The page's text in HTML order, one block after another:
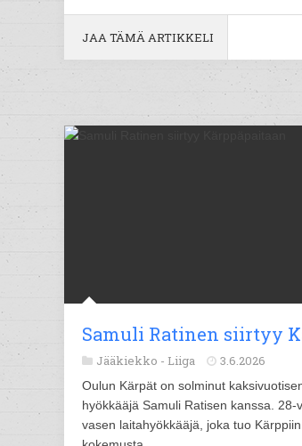
JAA TÄMÄ ARTIKKELI
Samuli Ratinen siirtyy
Jääkiekko - Liiga 3.6.2026
Oulun Kärpät on solminut
hyökkääjä Samuli Ratisen kanssa. 28-
vasen laitahyökkääjä, joka tuo